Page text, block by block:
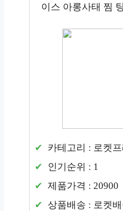
이스 아롱사태 찜
카테고리 : 로켓프
인기순위 : 1
제품가격 : 20900
상품배송 : 로켓